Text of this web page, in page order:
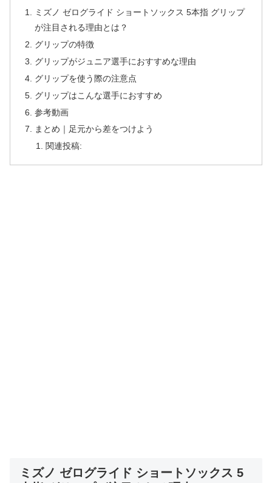
ミズノ ゼログライド ショートソックス 5本指 グリップ
が注目される理由とは？
グリップの特徴
グリップがジュニア選手におすすめな理由
グリップを使う際の注意点
グリップはこんな選手におすすめ
参考動画
まとめ｜足元から差をつけよう
関連投稿:
ミズノ ゼログライド ショートソックス 5